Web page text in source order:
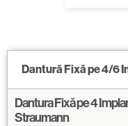
Dantură Fixă pe 4/6
Dantura Fixă pe 4
Straumann